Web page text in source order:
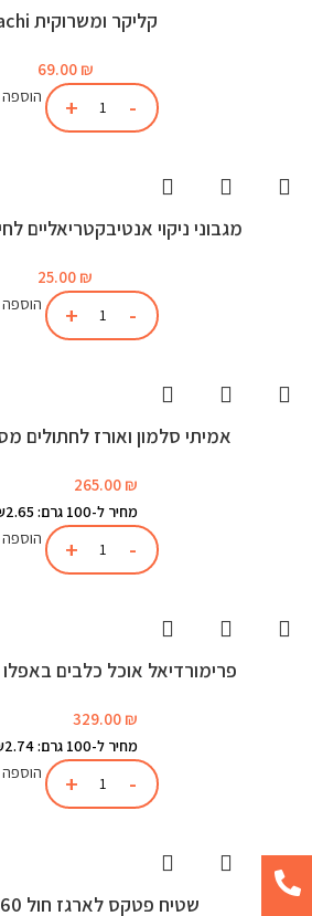
קליקר ומשרוקית Coachi
69.00 ₪
מגבוני ניקוי אנטיבקטריאליים לחיות – 40
25.00 ₪
אמיתי סלמון ואורז לחתולים
265.00 ₪
מחיר ל-100 גרם: ₪2.65
פרימורדיאל אוכל כלבים באפלו
329.00 ₪
מחיר ל-100 גרם: ₪2.74
שטיח פטקס לארגז חול 60×70 ס"מ